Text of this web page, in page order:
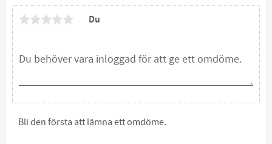
Du
Bli den första att lämna ett omdöme.